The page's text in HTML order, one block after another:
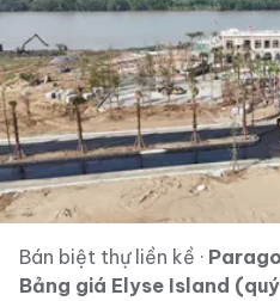
Bán biệt thự liền kề ·
Bảng giá Elyse Island